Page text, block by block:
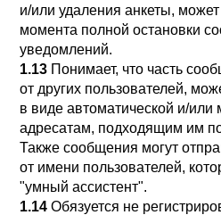
и/или удаления анкеты,
момента полной остановки
уведомлений.
1.13 Понимает, что часть
от других пользователей,
в виде автоматической и/или
адресатам, подходящим им
Также сообщения могут
от имени пользователей,
"умный ассистент".
1.14 Обязуется не